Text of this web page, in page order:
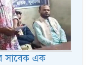
সাবেক এক